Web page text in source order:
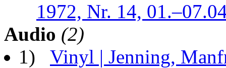
1972, Nr. 14,
Audio (2)
1) Vinyl | Jenning,